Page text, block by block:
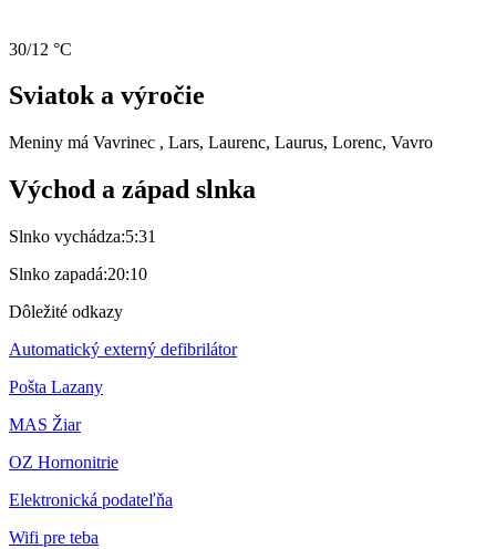
30/12 °C
Sviatok a výročie
Meniny má Vavrinec , Lars, Laurenc, Laurus, Lorenc, Vavro
Východ a západ slnka
Slnko vychádza:5:31
Slnko zapadá:20:10
Dôležité odkazy
Automatický externý defibrilátor
Pošta Lazany
MAS Žiar
OZ Hornonitrie
Elektronická podateľňa
Wifi pre teba